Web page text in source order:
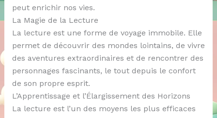
peut enrichir nos vies.
La Magie de la Lecture
La lecture est une forme de voyage immobile. Elle
permet de découvrir des mondes lointains, de vivre
des aventures extraordinaires et de rencontrer des
personnages fascinants, le tout depuis le confort
de son propre esprit.
L’Apprentissage et l’Élargissement des Horizons
La lecture est l’un des moyens les plus efficaces